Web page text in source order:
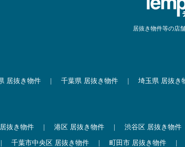
居抜き物件等の店
居抜き物件 千葉県 居抜き物件 埼玉県 居抜き
抜き物件 港区 居抜き物件 渋谷区 居抜き物件
千葉市中央区 居抜き物件 町田市 居抜き物件